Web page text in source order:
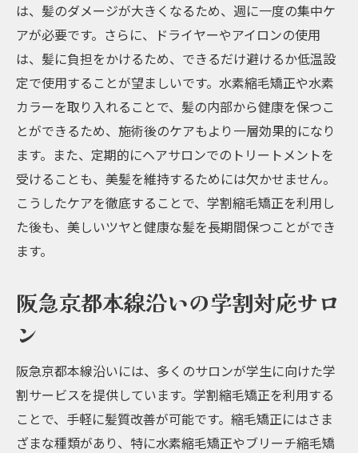
は、髪のダメージが大きくなるため、週に一度の集中ケ
アが必要です。さらに、ドライヤーやアイロンの使用
は、髪に負担をかけるため、できるだけ避けるか低温設
定で使用することが望ましいです。水素縮毛矯正や水素
カラーを取り入れることで、髪の内部から健康を保つこ
とができるため、施術後のケアもより一層効果的になり
ます。また、定期的にヘアサロンでのトリートメントを
受けることも、美髪を維持するためには欠かせません。
こうしたケアを徹底することで、学割縮毛矯正を利用し
た後も、美しいツヤと健康な髪を長期間保つことができ
ます。
阪急京都本線沿いの学割対応サロ
ン
阪急京都本線沿いには、多くのサロンが学生に向けた学
割サービスを提供しています。学割縮毛矯正を利用する
ことで、手軽に髪質改善が可能です。縮毛矯正にはさま
ざまな種類があり、特に水素縮毛矯正やブリーチ縮毛矯